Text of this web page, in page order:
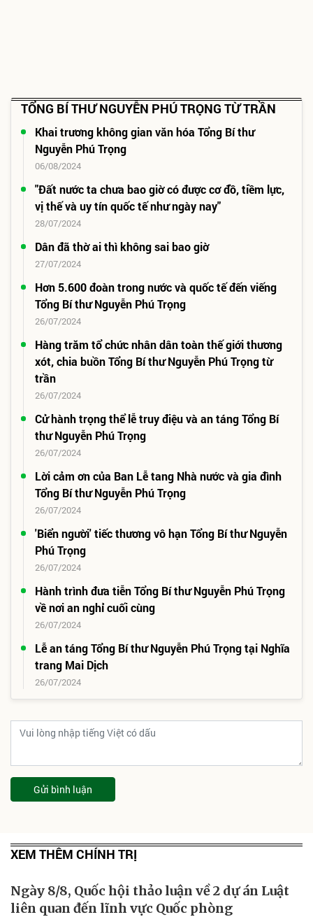
TỔNG BÍ THƯ NGUYỄN PHÚ TRỌNG TỪ TRẦN
Khai trương không gian văn hóa Tổng Bí thư
Nguyễn Phú Trọng
06/08/2024
"Đất nước ta chưa bao giờ có được cơ đồ, tiềm lực,
vị thế và uy tín quốc tế như ngày nay"
28/07/2024
Dân đã thờ ai thì không sai bao giờ
27/07/2024
Hơn 5.600 đoàn trong nước và quốc tế đến viếng
Tổng Bí thư Nguyễn Phú Trọng
26/07/2024
Hàng trăm tổ chức nhân dân toàn thế giới thương
xót, chia buồn Tổng Bí thư Nguyễn Phú Trọng từ
trần
26/07/2024
Cử hành trọng thể lễ truy điệu và an táng Tổng Bí
thư Nguyễn Phú Trọng
26/07/2024
Lời cảm ơn của Ban Lễ tang Nhà nước và gia đình
Tổng Bí thư Nguyễn Phú Trọng
26/07/2024
'Biển người' tiếc thương vô hạn Tổng Bí thư Nguyễn
Phú Trọng
26/07/2024
Hành trình đưa tiễn Tổng Bí thư Nguyễn Phú Trọng
về nơi an nghỉ cuối cùng
26/07/2024
Lễ an táng Tổng Bí thư Nguyễn Phú Trọng tại Nghĩa
trang Mai Dịch
26/07/2024
Gửi bình luận
XEM THÊM CHÍNH TRỊ
Ngày 8/8, Quốc hội thảo luận về 2 dự án Luật
liên quan đến lĩnh vực Quốc phòng